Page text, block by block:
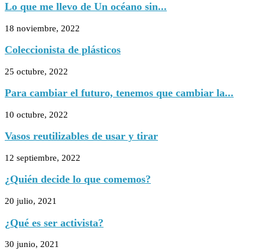
Lo que me llevo de Un océano sin...
18 noviembre, 2022
Coleccionista de plásticos
25 octubre, 2022
Para cambiar el futuro, tenemos que cambiar la...
10 octubre, 2022
Vasos reutilizables de usar y tirar
12 septiembre, 2022
¿Quién decide lo que comemos?
20 julio, 2021
¿Qué es ser activista?
30 junio, 2021